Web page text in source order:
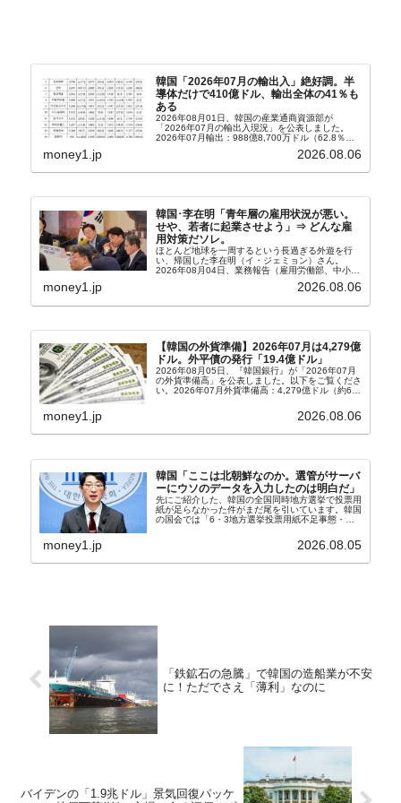
韓国「2026年07月の輸出入」絶好調。半
導体だけで410億ドル、輸出全体の41％も
ある
2026年08月01日、韓国の産業通商資源部が
「2026年07月の輸出入現況」を公表しました。
2026年07月輸出：988億8,700万ドル（62.8％）
money1.jp 2026.08.06
韓国･李在明「青年層の雇用状況が悪い。
せや、若者に起業させよう」⇒ どんな雇
用対策だソレ。
ほとんど地球を一周するという長過ぎる外遊を行
い、帰国した李在明（イ・ジェミョン）さん。
2026年08月04日、業務報告（雇用労働部、中小ベ
上、韓国大統領に成りおおせた李在明（イ・ジェミ
money1.jp 2026.08.06
【韓国の外貨準備】2026年07月は4,279億
ドル。外平債の発行「19.4億ドル」
2026年08月05日、『韓国銀行』が「2026年07月
の外貨準備高」を公表しました。以下をご覧くださ
い。2026年07月外貨準備高：4,279億ドル（約67
money1.jp 2026.08.06
韓国「ここは北朝鮮なのか。選管がサーバ
ーにウソのデータを入力したのは明白だ」
先にご紹介した、韓国の全国同時地方選挙で投票用
紙が足らなかった件がまだ尾を引いています。韓国
の国会では「6・3地方選挙投票用紙不足事態・国
す。『国民の力』の朱晋佑（チュ・ジヌ）議員はそ
money1.jp 2026.08.05
「鉄鉱石の急騰」で韓国の造船業が不安
に！ただでさえ「薄利」なのに
バイデンの「1.9兆ドル」景気回復パッケ